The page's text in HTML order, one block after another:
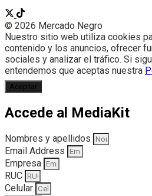
© 2026 Mercado Negro
Nuestro sitio web utiliza cookies
contenido y los anuncios, ofrecer
sociales y analizar el tráfico. Si
entendemos que aceptas nuestra
Aceptar
Accede al MediaKit
Nombres y apellidos
Email Address
Empresa
RUC
Celular